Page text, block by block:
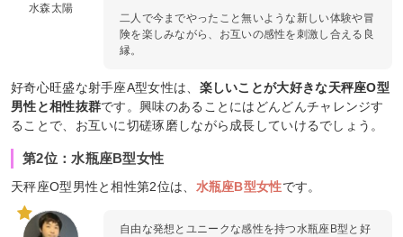
水森太陽
二人で今までやったこと無いような新しい体験や冒
険を楽しみながら、お互いの感性を刺激し合える良
縁。
好奇心旺盛な射手座A型女性は、 楽しいことが大好きな天秤座O型
男性と相性抜群です。興味のあることにはどんどんチャレンジす
ることで、お互いに切磋琢磨しながら成長していけるでしょう。
第2位：水瓶座B型女性
天秤座O型男性と相性第2位は、 水瓶座B型女性です。
自由な発想とユニークな感性を持つ水瓶座B型と好